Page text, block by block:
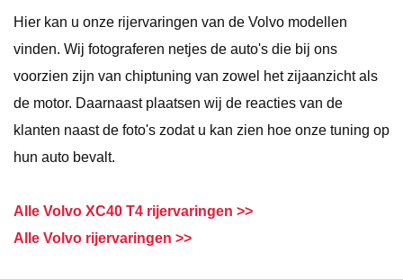
Hier kan u onze rijervaringen van de Volvo modellen
vinden. Wij fotograferen netjes de auto's die bij ons
voorzien zijn van chiptuning van zowel het zijaanzicht als
de motor. Daarnaast plaatsen wij de reacties van de
klanten naast de foto's zodat u kan zien hoe onze tuning op
hun auto bevalt.
Alle Volvo XC40 T4 rijervaringen >>
Alle Volvo rijervaringen >>